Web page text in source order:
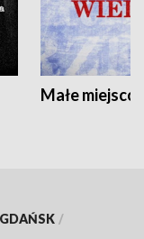
Małe
GDAŃSK /